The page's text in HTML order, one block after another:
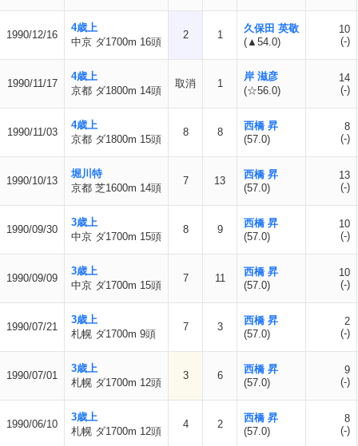
1990/12/16
4歳上
中京 ダ1700m 16頭
2 1
久保田 英敬
(▲54.0)
10
(-)
1990/11/17
4歳上
京都 ダ1800m 14頭
取消 1
岸 滋彦
(☆56.0)
14
(-)
1990/11/03
4歳上
京都 ダ1800m 15頭
8 8
西橋 昇
(57.0)
8
(-)
1990/10/13
堀川特
京都 芝1600m 14頭
7 13
西橋 昇
(57.0)
13
(-)
1990/09/30
3歳上
中京 ダ1700m 15頭
8 9
西橋 昇
(57.0)
10
(-)
1990/09/09
3歳上
中京 ダ1700m 15頭
7 11
西橋 昇
(57.0)
10
(-)
1990/07/21
3歳上
札幌 ダ1700m 9頭
7 3
西橋 昇
(57.0)
2
(-)
1990/07/01
3歳上
札幌 ダ1700m 12頭
3 6
西橋 昇
(57.0)
9
(-)
1990/06/10
3歳上
札幌 ダ1700m 12頭
4 2
西橋 昇
(57.0)
8
(-)